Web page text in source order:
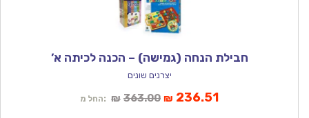
חבילת הנחה (גמישה) – הכנה לכיתה א’
יצרנים שונים
החל מ: ₪ 363.00המחיר
₪ 236.51המחיר